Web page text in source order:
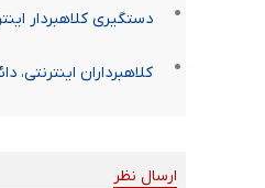
دستگیری کلاهبردار
کلاهبرداران
ارسال نظر